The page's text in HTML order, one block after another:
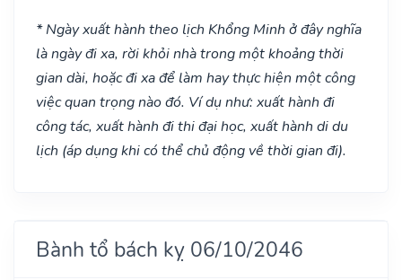
* Ngày xuất hành theo lịch Khổng Minh ở đây nghĩa
là ngày đi xa, rời khỏi nhà trong một khoảng thời
gian dài, hoặc đi xa để làm hay thực hiện một công
việc quan trọng nào đó. Ví dụ như: xuất hành đi
công tác, xuất hành đi thi đại học, xuất hành di du
lịch (áp dụng khi có thể chủ động về thời gian đi).
Bành tổ bách kỵ 06/10/2046